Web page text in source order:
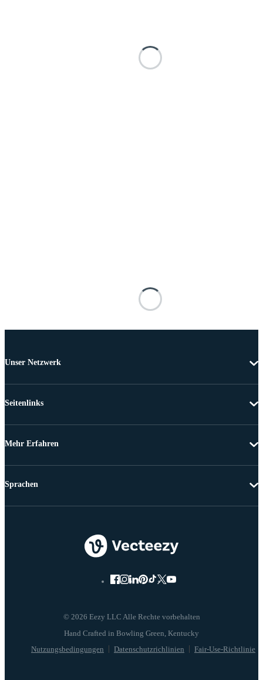
Unser Netzwerk
Seitenlinks
Mehr Erfahren
© 2026 Eezy LLC Alle Rechte vorbehalten
Nutzungsbedingungen Datenschutzrichlinien Fair-Use-Richtlinie
Sprachen